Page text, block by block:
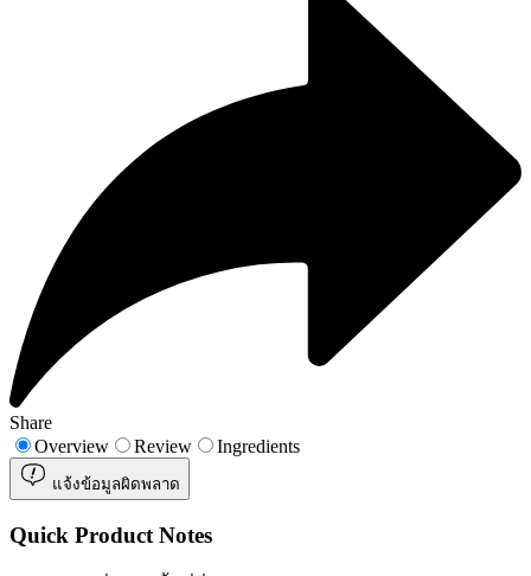
Share
Overview
Review Ingredients
แจ้งข้อมูลผิดพลาด
Quick Product Notes